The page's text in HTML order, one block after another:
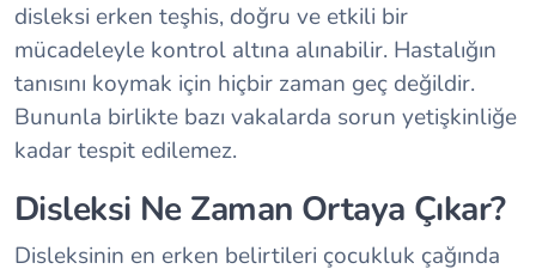
disleksi erken teşhis, doğru ve etkili bir
mücadeleyle kontrol altına alınabilir. Hastalığın
tanısını koymak için hiçbir zaman geç değildir.
Bununla birlikte bazı vakalarda sorun yetişkinliğe
kadar tespit edilemez.
Disleksi Ne Zaman Ortaya Çıkar?
Disleksinin en erken belirtileri çocukluk çağında